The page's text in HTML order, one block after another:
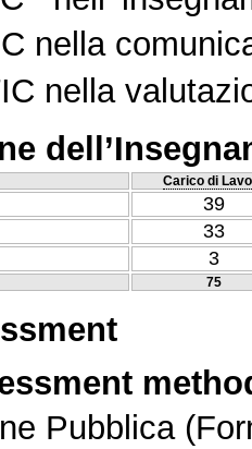
nella
nella
Carico di
39
33
3
75
Pubblica